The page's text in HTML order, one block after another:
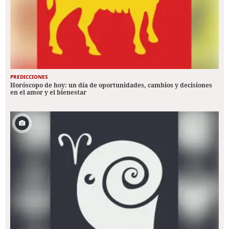
PREDICCIONES
Horóscopo de hoy: un día de oportunidades, cambios y decisiones
en el amor y el bienestar